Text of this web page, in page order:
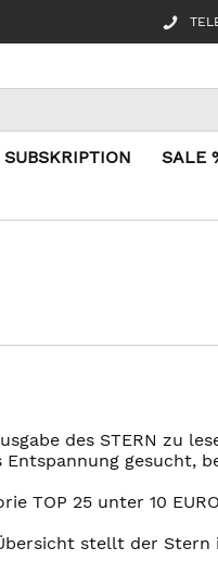
SUBSKRIPTION SALE
des STERN zu
gesucht,
TOP 25 unter 10
stellt der Stern